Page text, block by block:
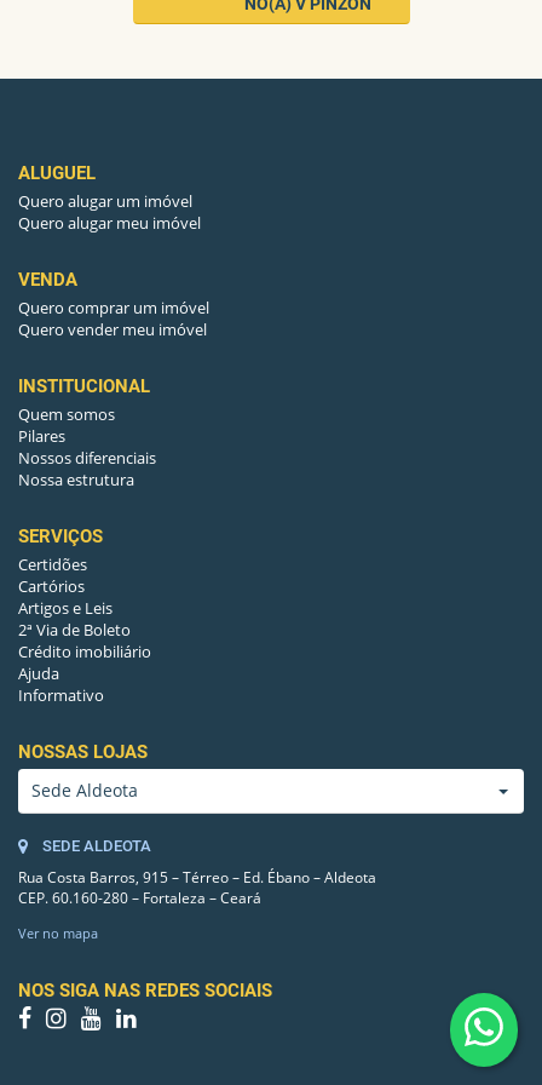
CHURRASQUEIRA Sim
CAGECE Sim
DEPÓSITO
GUARITA DE SEGURANÇA
ELEVADORES
APTO. POR ANDAR
PISO CERÂMICA
SUÍTES-1
REVERSÍVEL(SUÍTES-01)
PISO(SUÍTES-01)
GRADE DE PROTEÇÃO(SUÍTES-01) Sim
ARMÁRIO(SUÍTES-01)
ALUGUEL
Quero alugar um imóvel
Quero alugar meu imóvel
VENDA
Quero comprar um imóvel
Quero vender meu imóvel
INSTITUCIONAL
Quem somos
Pilares
Nossos diferenciais
Nossa estrutura
SERVIÇOS
Certidões
Cartórios
Artigos e Leis
2ª Via de Boleto
Crédito imobiliário
Ajuda
Informativo
NOSSAS LOJAS
Sede Aldeota
SEDE ALDEOTA
Rua Costa Barros, 915 – Térreo – Ed. Ébano – Aldeota
CEP. 60.160-280 – Fortaleza – Ceará
Ver no mapa
NOS SIGA NAS REDES SOCIAIS